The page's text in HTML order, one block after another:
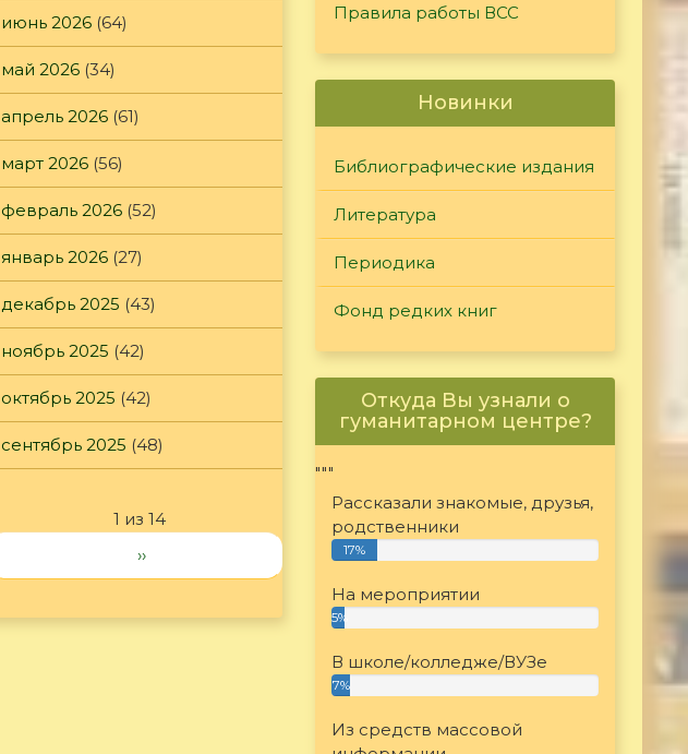
июнь 2026 (64)
май 2026 (34)
апрель 2026 (61)
март 2026 (56)
февраль 2026 (52)
январь 2026 (27)
декабрь 2025 (43)
ноябрь 2025 (42)
октябрь 2025 (42)
сентябрь 2025 (48)
1 из 14
››
Правила работы ВСС
Новинки
Библиографические издания
Литература
Периодика
Фонд редких книг
Откуда Вы узнали о
гуманитарном центре?
"""
Рассказали знакомые, друзья,
родственники
17%
На мероприятии
5%
В школе/колледже/ВУЗе
7%
Из средств массовой